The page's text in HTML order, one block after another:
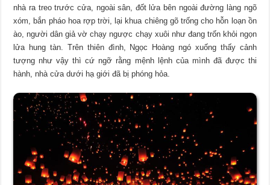
nhà ra treo trước cửa, ngoài sân, đốt lửa bên ngoài đường làng ngõ
xóm, bắn pháo hoa rợp trời, lại khua chiêng gõ trống cho hỗn loạn ồn
ào, người dân giả vờ chạy ngược chạy xuôi như đang trốn khỏi ngọn
lửa hung tàn. Trên thiên đình, Ngọc Hoàng ngó xuống thấy cảnh
tượng như vậy thì cứ ngỡ rằng mệnh lệnh của mình đã được thi
hành, nhà cửa dưới hạ giới đã bị phóng hỏa.